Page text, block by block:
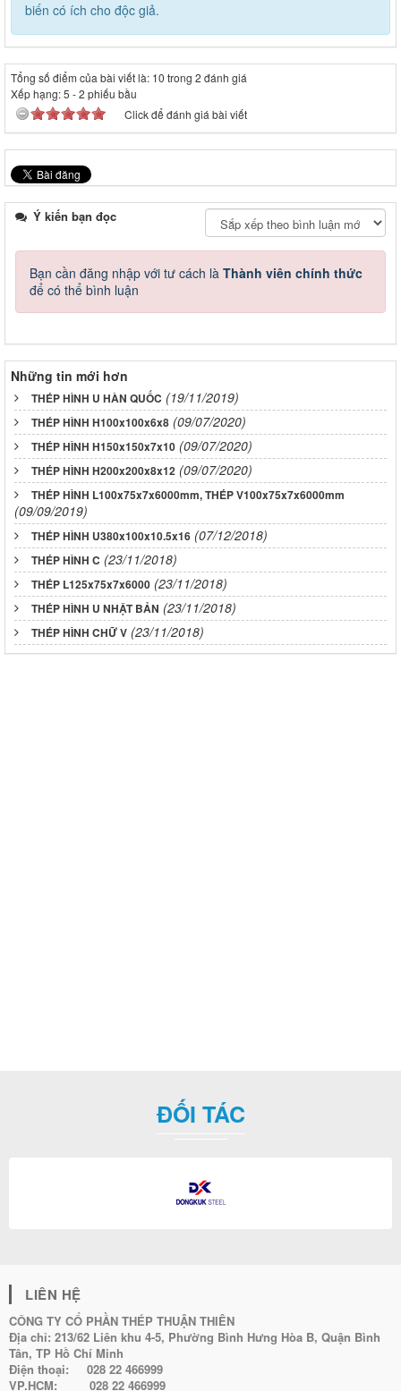
biến có ích cho độc giả.
Tổng số điểm của bài viết là: 10 trong 2 đánh giá
Xếp hạng:5 -2 phiếu bầu
Click để đánh giá bài viết
Ý kiến bạn đọc
Bạn cần đăng nhập với tư cách là Thành viên chính thức
để có thể bình luận
Những tin mới hơn
THÉP HÌNH U HÀN QUỐC (19/11/2019)
THÉP HÌNH H100x100x6x8 (09/07/2020)
THÉP HÌNH H150x150x7x10 (09/07/2020)
THÉP HÌNH H200x200x8x12 (09/07/2020)
THÉP HÌNH L100x75x7x6000mm, THÉP V100x75x7x6000mm
(09/09/2019)
THÉP HÌNH U380x100x10.5x16 (07/12/2018)
THÉP HÌNH C (23/11/2018)
THÉP L125x75x7x6000 (23/11/2018)
THÉP HÌNH U NHẬT BẢN (23/11/2018)
THÉP HÌNH CHỮ V (23/11/2018)
ĐỐI TÁC
LIÊN HỆ
CÔNG TY CỔ PHẦN THÉP THUẬN THIÊN
Địa chỉ: 213/62 Liên khu 4-5, Phường Bình Hưng Hòa B, Quận Bình
Tân, TP Hồ Chí Minh
Điện thoại:
028 22 466999
VP.HCM:
028 22 466999